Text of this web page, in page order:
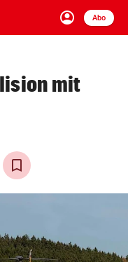
account_circle
Anmelden
Abo
close Schließen
arrow_right
mit